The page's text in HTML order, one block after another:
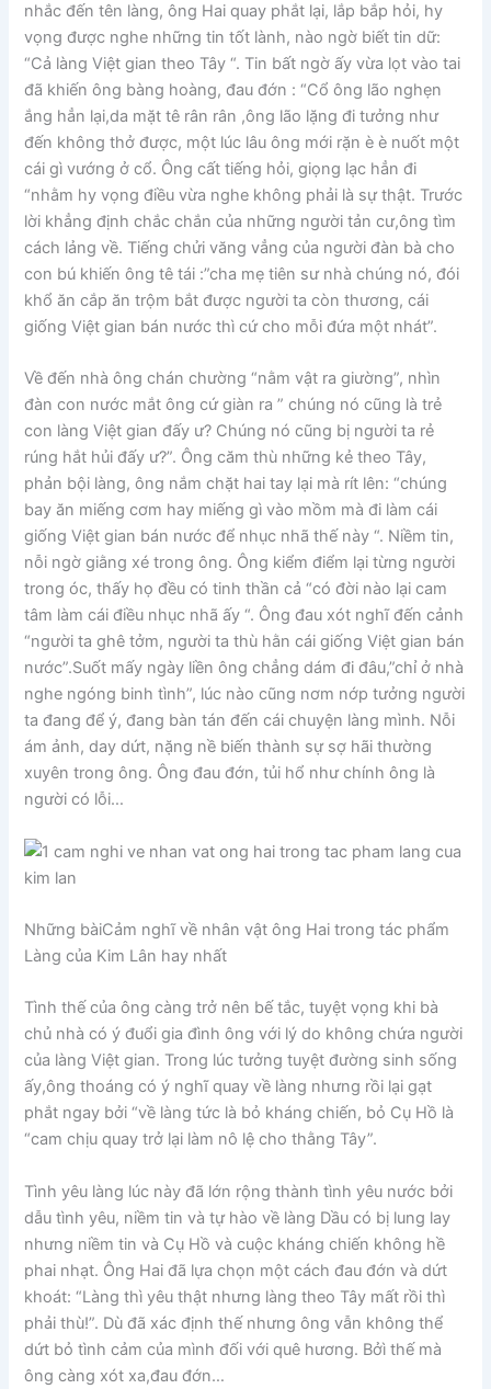
nhắc đến tên làng, ông Hai quay phắt lại, lắp bắp hỏi, hy
vọng được nghe những tin tốt lành, nào ngờ biết tin dữ:
“Cả làng Việt gian theo Tây “. Tin bất ngờ ấy vừa lọt vào tai
đã khiến ông bàng hoàng, đau đớn : “Cổ ông lão nghẹn
ắng hẳn lại,da mặt tê rân rân ,ông lão lặng đi tưởng như
đến không thở được, một lúc lâu ông mới rặn è è nuốt một
cái gì vướng ở cổ. Ông cất tiếng hỏi, giọng lạc hẳn đi
“nhằm hy vọng điều vừa nghe không phải là sự thật. Trước
lời khẳng định chắc chắn của những người tản cư,ông tìm
cách lảng về. Tiếng chửi văng vẳng của người đàn bà cho
con bú khiến ông tê tái :”cha mẹ tiên sư nhà chúng nó, đói
khổ ăn cắp ăn trộm bắt được người ta còn thương, cái
giống Việt gian bán nước thì cứ cho mỗi đứa một nhát”.
Về đến nhà ông chán chường “nằm vật ra giường”, nhìn
đàn con nước mắt ông cứ giàn ra ” chúng nó cũng là trẻ
con làng Việt gian đấy ư? Chúng nó cũng bị người ta rẻ
rúng hắt hủi đấy ư?”. Ông căm thù những kẻ theo Tây,
phản bội làng, ông nắm chặt hai tay lại mà rít lên: “chúng
bay ăn miếng cơm hay miếng gì vào mồm mà đi làm cái
giống Việt gian bán nước để nhục nhã thế này “. Niềm tin,
nỗi ngờ giằng xé trong ông. Ông kiểm điểm lại từng người
trong óc, thấy họ đều có tinh thần cả “có đời nào lại cam
tâm làm cái điều nhục nhã ấy “. Ông đau xót nghĩ đến cảnh
“người ta ghê tởm, người ta thù hằn cái giống Việt gian bán
nước”.Suốt mấy ngày liền ông chẳng dám đi đâu,”chỉ ở nhà
nghe ngóng binh tình”, lúc nào cũng nơm nớp tưởng người
ta đang để ý, đang bàn tán đến cái chuyện làng mình. Nỗi
ám ảnh, day dứt, nặng nề biến thành sự sợ hãi thường
xuyên trong ông. Ông đau đớn, tủi hổ như chính ông là
người có lỗi…
Những bàiCảm nghĩ về nhân vật ông Hai trong tác phẩm
Làng của Kim Lân hay nhất
Tình thế của ông càng trở nên bế tắc, tuyệt vọng khi bà
chủ nhà có ý đuổi gia đình ông với lý do không chứa người
của làng Việt gian. Trong lúc tưởng tuyệt đường sinh sống
ấy,ông thoáng có ý nghĩ quay về làng nhưng rồi lại gạt
phắt ngay bởi “về làng tức là bỏ kháng chiến, bỏ Cụ Hồ là
“cam chịu quay trở lại làm nô lệ cho thằng Tây”.
Tình yêu làng lúc này đã lớn rộng thành tình yêu nước bởi
dẫu tình yêu, niềm tin và tự hào về làng Dầu có bị lung lay
nhưng niềm tin và Cụ Hồ và cuộc kháng chiến không hề
phai nhạt. Ông Hai đã lựa chọn một cách đau đớn và dứt
khoát: “Làng thì yêu thật nhưng làng theo Tây mất rồi thì
phải thù!”. Dù đã xác định thế nhưng ông vẫn không thể
dứt bỏ tình cảm của mình đối với quê hương. Bởì thế mà
ông càng xót xa,đau đớn…